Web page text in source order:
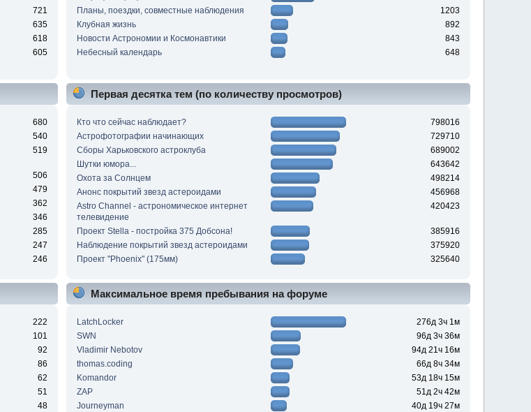
721
635
618
605
Планы, поездки, совместные наблюдения
1203
Клубная жизнь
892
Новости Астрономии и Космонавтики
843
Небесный календарь
648
680
540
519
506
479
362
346
285
247
246
Первая десятка тем (по количеству просмотров)
Кто что сейчас наблюдает?
798016
Астрофотографии начинающих
729710
Сборы Харьковского астроклуба
689002
Шутки юмора...
643642
Охота за Солнцем
498214
Анонс покрытий звезд астероидами
456968
Astro Channel - астрономическое интернет
телевидение
420423
Проект Stella - постройка 375 Добсона!
385916
Наблюдение покрытий звезд астероидами
375920
Проект "Phoenix" (175мм)
325640
222
101
92
86
62
51
48
Максимальное время пребывания на форуме
LatchLocker
276д 3ч 1м
SWN
96д 3ч 36м
Vladimir Nebotov
94д 21ч 16м
thomas.coding
66д 8ч 34м
Komandor
53д 18ч 15м
ZAP
51д 2ч 42м
Journeyman
40д 19ч 27м